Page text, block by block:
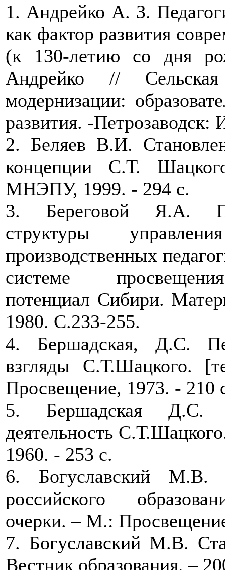
1. Андрейко А. З.
как фактор развития
(к 130-летию со дня
Андрейко //
модернизации:
развития. -
2. Беляев В.И.
концепции С.Т.
МНЭПУ, 1999. - 294 с.
3. Береговой Я.А.
структуры
производственных
системе
потенциал Сибири.
1980. С.233-255.
4. Бершадская, Д.С.
взгляды С.Т.Шацкого.
Просвещение, 1973. - 210
5. Бершадская Д.С.
деятельность
1960. - 253 с.
6. Богуславский М.В.
российского
очерки. – М.:
7. Богуславский М.В.
Вестник образования. –